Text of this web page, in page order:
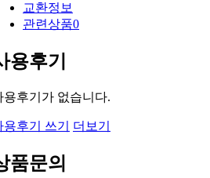
교환정보
관련상품0
용후기
용후기가 없습니다.
용후기 쓰기 더보기
품문의